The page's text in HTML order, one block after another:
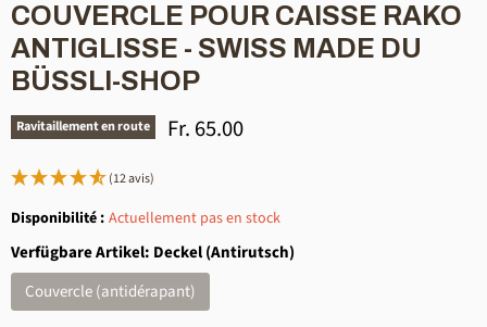
COUVERCLE POUR CAISSE RAKO
ANTIGLISSE - SWISS MADE DU
BÜSSLI-SHOP
Ravitaillement en route Prix actuel
Fr. 65.00
(12 avis)
Disponibilité : Actuellement pas en stock
Verfügbare Artikel: Deckel (Antirutsch)
Couvercle (antidérapant)